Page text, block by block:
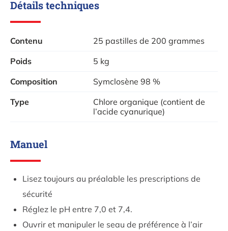
Simplifie le traitement de l’eau
Combat les algues
Floculant
Ces pastilles de chlore conviennent pour des piscines à
multifonctionnelle vous offre un plaisir de baignade
sans souci, tout au long de l’été.
Outre une désinfection prolongée de votre piscine, les
Multitabs 4 en 1 assurent également une floculation
efficace, afin de lier la saleté de votre piscine aux
Détails techniques
Contenu
25 pastilles de 200 grammes
Poids
5 kg
Composition
Symclosène 98 %
Type
Chlore organique (contient de
l’acide cyanurique)
Manuel
Lisez toujours au préalable les prescriptions de
sécurité
Réglez le pH entre 7,0 et 7,4.
Ouvrir et manipuler le seau de préférence à l’air